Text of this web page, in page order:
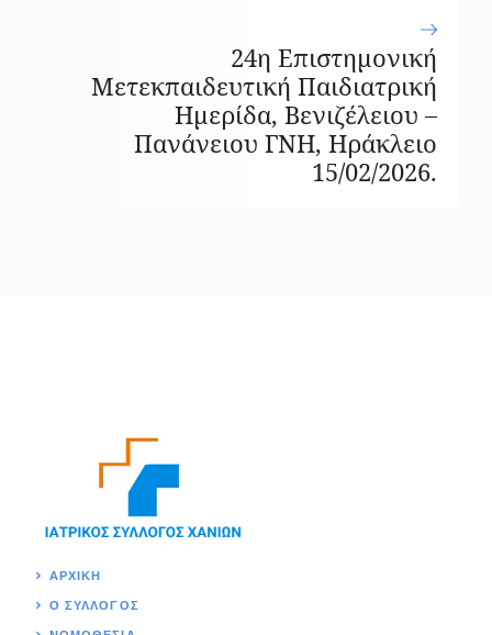
24η Επιστημονική
Μετεκπαιδευτική Παιδιατρική
Ημερίδα, Βενιζέλειου –
Πανάνειου ΓΝΗ, Ηράκλειο
15/02/2026.
ΑΡΧΙΚΉ
Ο ΣΥΛΛΟΓΟΣ